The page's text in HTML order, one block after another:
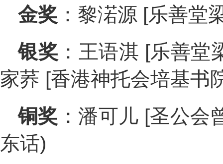
金奖 ：黎渃源 [乐善堂
银奖 ：王语淇 [乐善
家荞 [香港神托会培基书
铜奖 ：潘可儿 [圣公
东话)